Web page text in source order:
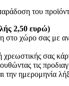
του
2,50 ευρώ)
χώρο σας με
χρεωστικής σας
τις
την ημερομηνία